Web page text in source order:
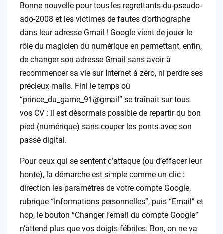
Bonne nouvelle pour tous les regrettants-du-pseudo-
ado-2008 et les victimes de fautes d’orthographe
dans leur adresse Gmail ! Google vient de jouer le
rôle du magicien du numérique en permettant, enfin,
de changer son adresse Gmail sans avoir à
recommencer sa vie sur Internet à zéro, ni perdre ses
précieux mails. Fini le temps où
“prince_du_game_91@gmail” se traînait sur tous
vos CV : il est désormais possible de repartir du bon
pied (numérique) sans couper les ponts avec son
passé digital.
Pour ceux qui se sentent d’attaque (ou d’effacer leur
honte), la démarche est simple comme un clic :
direction les paramètres de votre compte Google,
rubrique “Informations personnelles”, puis “Email” et
hop, le bouton “Changer l’email du compte Google”
n’attend plus que vos doigts fébriles. Bon, on ne va